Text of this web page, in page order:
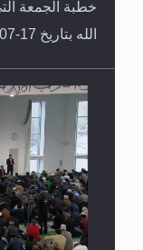
خطبة الجمعة
الله بتاريخ 17-07-2026